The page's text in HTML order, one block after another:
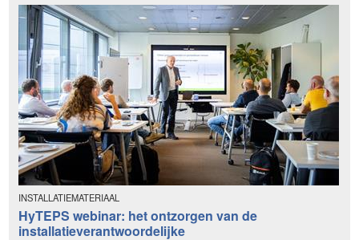
INSTALLATIEMATERIAAL
HyTEPS webinar: het ontzorgen van de
installatieverantwoordelijke